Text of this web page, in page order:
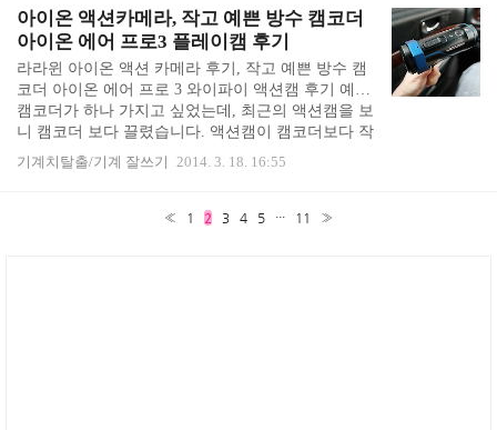
이트 구성품 역시 환경과 이웃을 생각하는 밥 말리
제품답게 재생용지로 만든 박스에 간소한 포장이었
습니다. 밥 말리 헤드폰 리버레이트 구성품은 헤드
폰, 제품 보증서, 파우치 였습니다. 청바지 데님 재질
로 만들어져 있어서 어려보이고 (이제 이런 포인트가
중요 ㅜㅜ) 예쁩니다. 밥 말리 헤드폰 리버레이트 디
자인 바로 헤드폰을 착용해 ..
아이온 액션카메라, 작고 예쁜 방수 캠코더
아이온 에어 프로3 플레이캠 후기
라라윈 아이온 액션 카메라 후기, 작고 예쁜 방수 캠
코더 아이온 에어 프로 3 와이파이 액션캠 후기 예쁜
캠코더가 하나 가지고 싶었는데, 최근의 액션캠을 보
니 캠코더 보다 끌렸습니다. 액션캠이 캠코더보다 작
고 예쁘고, 스키장이나 야외 활동에서 쓰는 것을 보
니 방수 캠코더 기능도 있어 좋아 보였습니다. 작고
퍼니스트 홈 비디오를 보았던 탓이었습니다. 퍼니스
기계치탈출/기계 잘쓰기 2014. 3. 18. 16:55
« 1 2 3 4 5 ··· 11 »